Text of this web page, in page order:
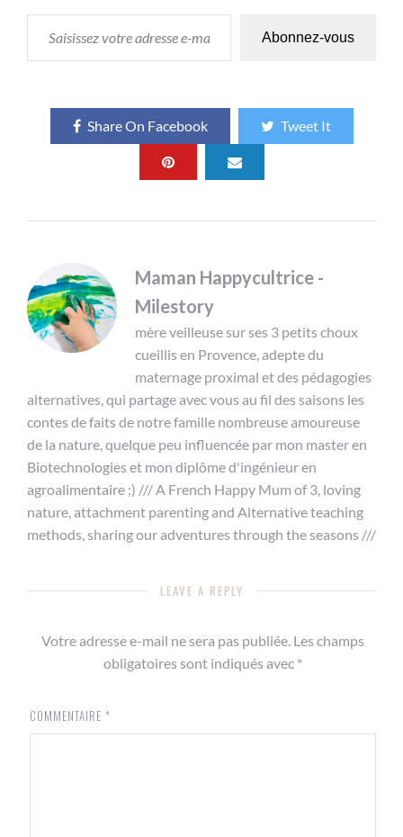
SAISISSEZ VOTRE ADRESSE E-MAIL…
Abonnez-vous
Share On Facebook Tweet It
Maman Happycultrice -
Milestory
mère veilleuse sur ses 3 petits choux
cueillis en Provence, adepte du
maternage proximal et des pédagogies
alternatives, qui partage avec vous au fil des saisons les
contes de faits de notre famille nombreuse amoureuse
de la nature, quelque peu influencée par mon master en
Biotechnologies et mon diplôme d'ingénieur en
agroalimentaire ;) /// A French Happy Mum of 3, loving
nature, attachment parenting and Alternative teaching
methods, sharing our adventures through the seasons ///
LEAVE A REPLY
Votre adresse e-mail ne sera pas publiée. Les champs
obligatoires sont indiqués avec *
COMMENTAIRE *